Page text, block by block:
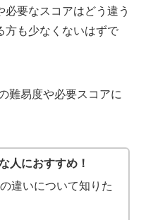
要なスコアはどう違う
方も少なくないはずで
難易度や必要スコアに
人におすすめ！
違いについて知りた